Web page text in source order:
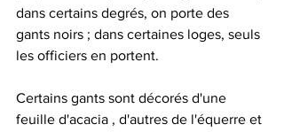
dans certains degrés, on porte des
gants noirs ; dans certaines loges, seuls
les officiers en portent.
Certains gants sont décorés d'une
feuille d'acacia , d'autres de l'équerre et